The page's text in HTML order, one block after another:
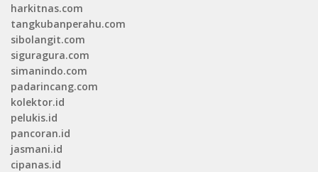
harkitnas.com
tangkubanperahu.com
sibolangit.com
siguragura.com
simanindo.com
padarincang.com
kolektor.id
pelukis.id
pancoran.id
jasmani.id
cipanas.id